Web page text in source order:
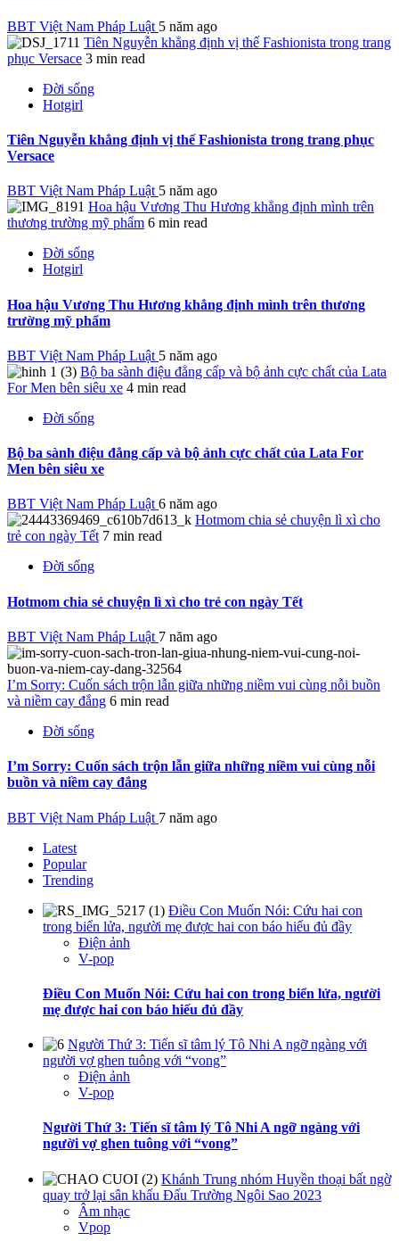
BBT Việt Nam Pháp Luật 5 năm ago
Tiên Nguyễn khẳng định vị thế Fashionista trong trang
phục Versace 3 min read
Đời sống
Hotgirl
Tiên Nguyễn khẳng định vị thế Fashionista trong trang phục
Versace
BBT Việt Nam Pháp Luật 5 năm ago
Hoa hậu Vương Thu Hương khẳng định mình trên
thương trường mỹ phẩm 6 min read
Đời sống
Hotgirl
Hoa hậu Vương Thu Hương khẳng định mình trên thương
trường mỹ phẩm
BBT Việt Nam Pháp Luật 5 năm ago
Bộ ba sành điệu đẳng cấp và bộ ảnh cực chất của Lata
For Men bên siêu xe 4 min read
Đời sống
Bộ ba sành điệu đẳng cấp và bộ ảnh cực chất của Lata For
Men bên siêu xe
BBT Việt Nam Pháp Luật6 năm ago
Hotmom chia sẻ chuyện lì xì cho
trẻ con ngày Tết 7 min read
Đời sống
Hotmom chia sẻ chuyện lì xì cho trẻ con ngày Tết
BBT Việt Nam Pháp Luật 7 năm ago
I’m Sorry: Cuốn sách trộn lẫn giữa những niềm vui cùng nỗi buồn
và niềm cay đắng 6 min read
Đời sống
I’m Sorry: Cuốn sách trộn lẫn giữa những niềm vui cùng nỗi
buồn và niềm cay đắng
BBT Việt Nam Pháp Luật 7 năm ago
Latest
Popular
Trending
Điều Con Muốn Nói: Cứu hai con
trong biển lửa, người mẹ được hai con báo hiếu đủ đầy
Điện ảnh
V-pop
Điều Con Muốn Nói: Cứu hai con trong biển lửa, người
mẹ được hai con báo hiếu đủ đầy
Người Thứ 3: Tiến sĩ tâm lý Tô Nhi A ngỡ ngàng với
người vợ ghen tuông với “vong”
Điện ảnh
V-pop
Người Thứ 3: Tiến sĩ tâm lý Tô Nhi A ngỡ ngàng với
người vợ ghen tuông với “vong”
Khánh Trung nhóm Huyền thoại bất ngờ
quay trở lại sân khấu Đấu Trường Ngôi Sao 2023
Âm nhạc
Vpop